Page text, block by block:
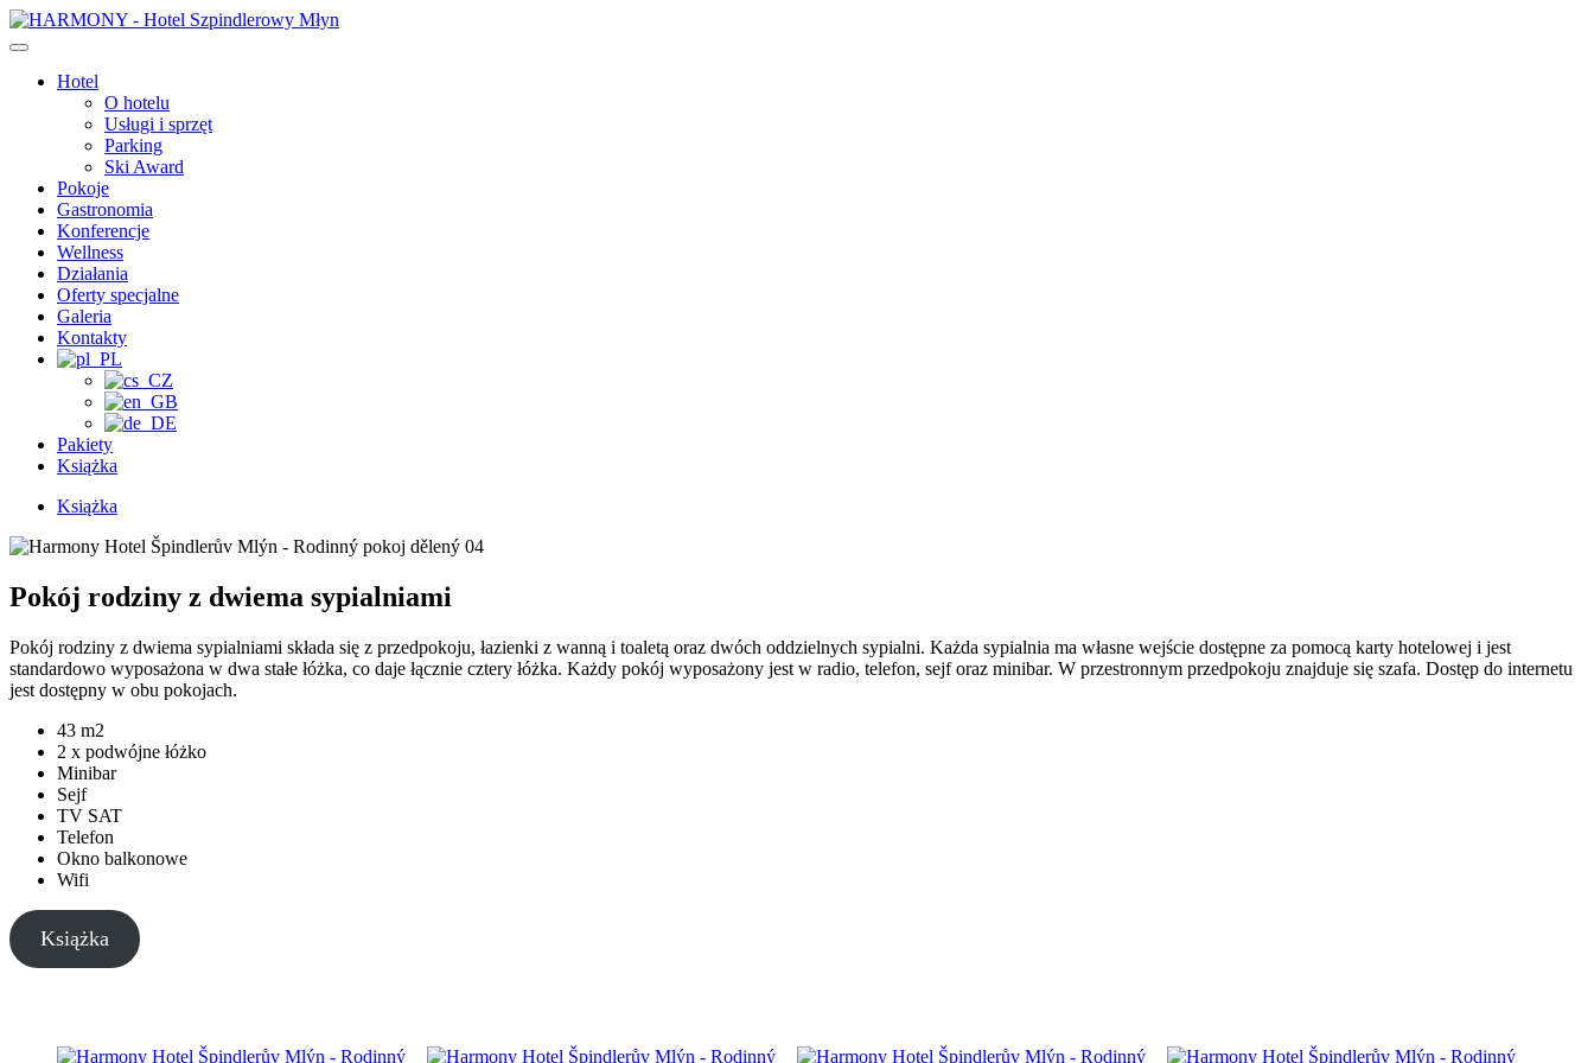
Przejdź
do
Hotel
O hotelu
Usługi i sprzęt
Parking
Ski Award
Pokoje
Gastronomia
Konferencje
Wellness
Działania
Oferty specjalne
Galeria
Kontakty
Pakiety
Książka
Książka
Pokój rodziny z dwiema sypialniami
Pokój rodziny z dwiema sypialniami składa się z przedpokoju, łazienki z wanną i toaletą oraz dwóch oddzielnych sypialni. Każda sypialnia ma własne wejście dostępne za pomocą karty hotelowej i jest
standardowo wyposażona w dwa stałe łóżka, co daje łącznie cztery łóżka. Każdy pokój wyposażony jest w radio, telefon, sejf oraz minibar. W przestronnym przedpokoju znajduje się szafa. Dostęp do internetu
jest dostępny w obu pokojach.
43 m2
2 x podwójne łóżko
Minibar
Sejf
TV SAT
Telefon
Okno balkonowe
Wifi
Książka